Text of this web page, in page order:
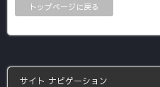
トップページに戻る
サイト ナビゲーション